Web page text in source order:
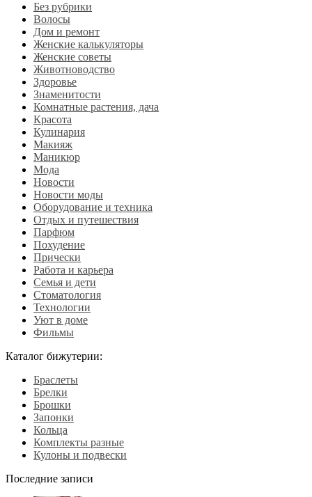
Без рубрики
Волосы
Дом и ремонт
Женские калькуляторы
Женские советы
Животноводство
Здоровье
Знаменитости
Комнатные растения, дача
Красота
Кулинария
Макияж
Маникюр
Мода
Новости
Новости моды
Оборудование и техника
Отдых и путешествия
Парфюм
Похудение
Прически
Работа и карьера
Семья и дети
Стоматология
Технологии
Уют в доме
Фильмы
Каталог бижутерии:
Браслеты
Брелки
Брошки
Запонки
Кольца
Комплекты разные
Кулоны и подвески
Последние записи